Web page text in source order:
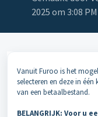
2025 om 3:08
Vanuit Furoo is het
selecteren en deze in
van een betaalbestand.
BELANGRIJK: Voor